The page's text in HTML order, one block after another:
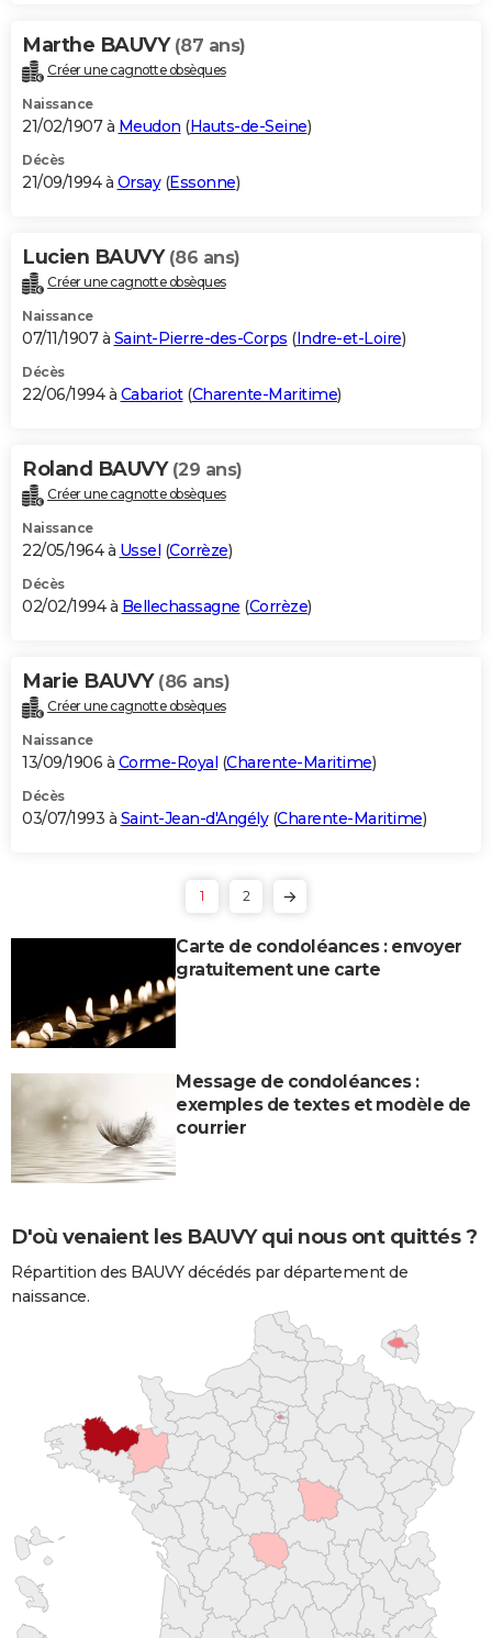
Marthe BAUVY (87 ans)
Créer une cagnotte obsèques
Naissance
21/02/1907 à Meudon (Hauts-de-Seine)
Décès
21/09/1994 à Orsay(Essonne)
Lucien BAUVY (86 ans)
Créer une cagnotte obsèques
Naissance
07/11/1907 à Saint-Pierre-des-Corps (Indre-et-Loire)
Décès
22/06/1994 à Cabariot(Charente-Maritime)
Roland BAUVY (29 ans)
Créer une cagnotte obsèques
Naissance
22/05/1964 à Ussel (Corrèze)
Décès
02/02/1994 à Bellechassagne (Corrèze)
Marie BAUVY (86 ans)
Créer une cagnotte obsèques
Naissance
13/09/1906 à Corme-Royal (Charente-Maritime)
Décès
03/07/1993 à Saint-Jean-d'Angély(Charente-Maritime)
1 2
Carte de condoléances : envoyer
gratuitement une carte
Message de condoléances :
exemples de textes et modèle de
courrier
D'où venaient les BAUVY qui nous ont quittés ?
Répartition des BAUVY décédés par département de
naissance.